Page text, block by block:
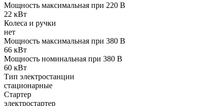
Мощность максимальная при 220 В
22 кВт
Колеса и ручки
нет
Мощность максимальная при 380 В
66 кВт
Мощность номинальная при 380 В
60 кВт
Тип электростанции
стационарные
Стартер
электростартер